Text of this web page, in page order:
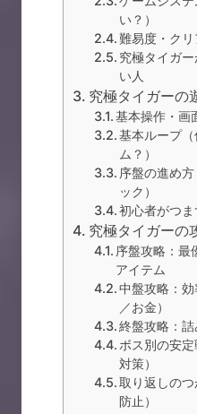
い？）
難易度・ク
究極タイガ
い人
究極タイガーの
基本操作・画
基本ループ
ム？）
序盤の進め
ック）
初心者がつ
究極タイガーの
序盤攻略：最
アイテム
中盤攻略：
／お金）
終盤攻略：
ボス別の安
対策）
取り返しの
防止）